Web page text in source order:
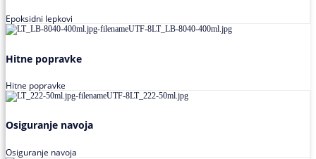
Epoksidni lepkovi
Hitne popravke
Hitne popravke
Osiguranje navoja
Osiguranje navoja